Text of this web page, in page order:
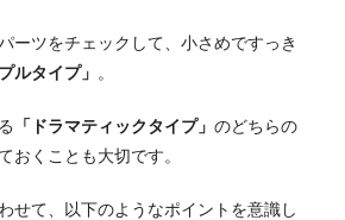
ーツをチェックして、小さめですっき
ルタイプ」 。
「ドラマティックタイプ」 のどちらの
おくことも大切です。
せて、以下のようなポイントを意識し